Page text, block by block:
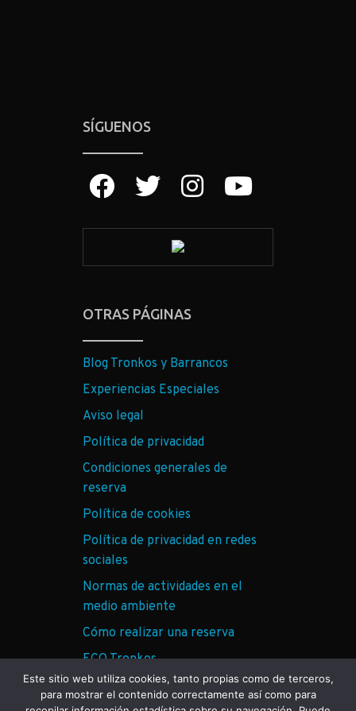
SÍGUENOS
OTRAS PÁGINAS
Blog Tronkos y Barrancos
Experiencias Especiales
Aviso legal
Política de privacidad
Condiciones generales de
reserva
Política de cookies
Política de privacidad en redes
sociales
Normas de actividades en el
medio ambiente
Cómo realizar una reserva
ECO Tronkos
Este sitio web utiliza cookies, tanto propias como de terceros,
para mostrar el contenido correctamente así como para